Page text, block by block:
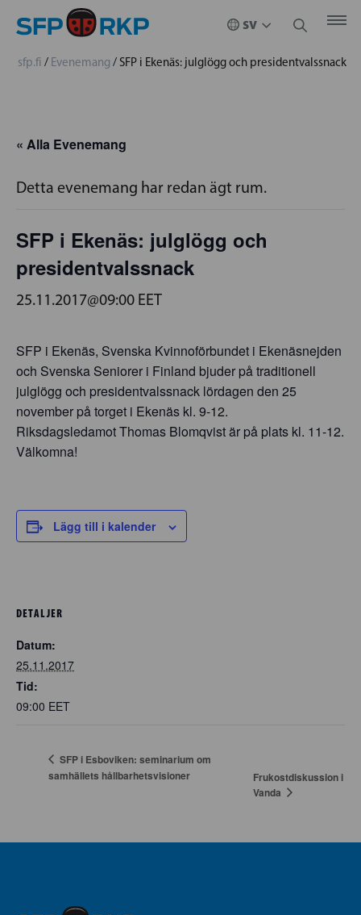
sfp.fi / Evenemang / SFP i Ekenäs: julglögg och presidentvalssnack
« Alla Evenemang
Detta evenemang har redan ägt rum.
SFP i Ekenäs: julglögg och
presidentvalssnack
25.11.2017@09:00 EET
SFP i Ekenäs, Svenska Kvinnoförbundet i Ekenäsnejden
och Svenska Seniorer i Finland bjuder på traditionell
julglögg och presidentvalssnack lördagen den 25
november på torget i Ekenäs kl. 9-12.
Riksdagsledamot Thomas Blomqvist är på plats kl. 11-12.
Välkomna!
Lägg till i kalender
DETALJER
Datum:
25.11.2017
Tid:
09:00 EET
SFP i Esboviken: seminarium om
samhällets hållbarhetsvisioner
Frukostdiskussion i
Vanda